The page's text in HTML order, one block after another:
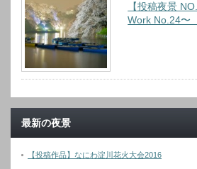
【投稿夜景
Work No.24〜
最新の夜景
【投稿作品】なにわ淀川花火大会2016